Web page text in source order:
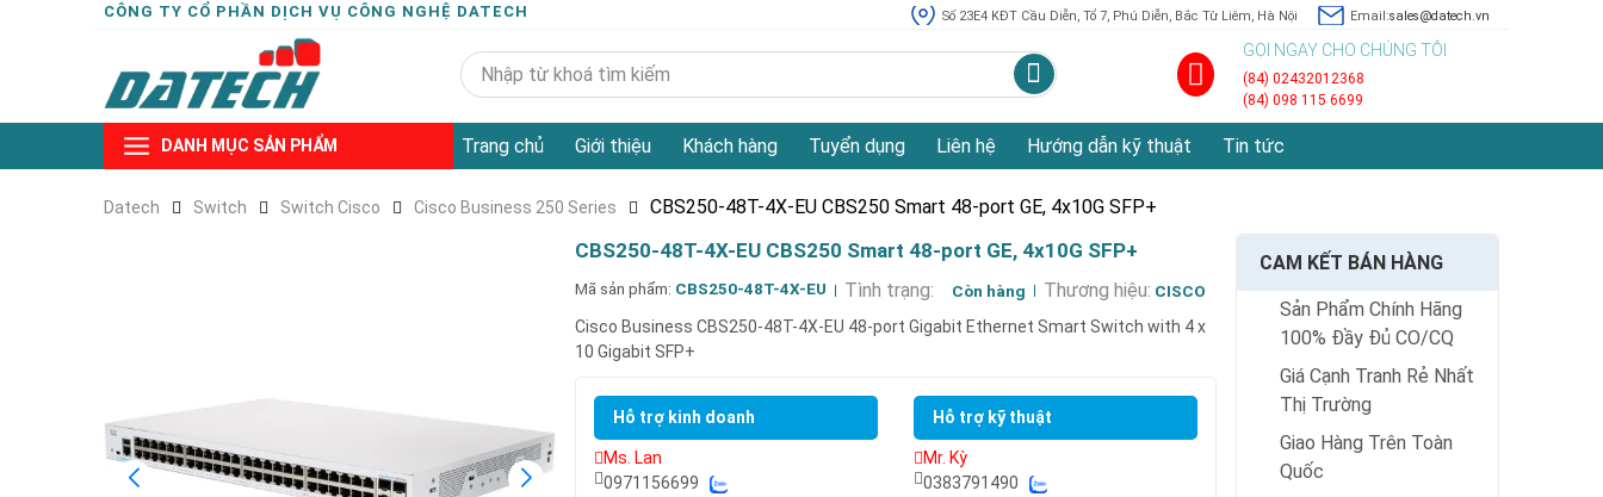
CÔNG TY CỔ PHẦN DỊCH VỤ CÔNG NGHỆ DATECH Số 23E4 KĐT Cầu Diễn, Tổ 7, Phú Diễn, Bắc Từ Liêm, Hà Nội Email:sales@datech.vn
GỌI NGAY CHO CHÚNG TÔI
(84) 02432012368
(84) 098 115 6699
DANH MỤC SẢN PHẨM Trang chủ Giới thiệu Khách hàng Tuyển dụng Liên hệ Hướng dẫn kỹ thuật Tin tức
Datech Switch Switch Cisco Cisco Business 250 Series CBS250-48T-4X-EU CBS250 Smart 48-port GE, 4x10G SFP+
CBS250-48T-4X-EU CBS250 Smart 48-port GE, 4x10G SFP+
Mã sản phẩm: CBS250-48T-4X-EU Tình trạng: Còn hàng Thương hiệu: CISCO
Cisco Business CBS250-48T-4X-EU 48-port Gigabit Ethernet Smart Switch with 4 x
10 Gigabit SFP+
Hỗ trợ kinh doanh
Ms. Lan
0971156699
Hỗ trợ kỹ thuật
Mr. Kỳ
0383791490
CAM KẾT BÁN HÀNG
Sản Phẩm Chính Hãng
100% Đầy Đủ CO/CQ
Giá Cạnh Tranh Rẻ Nhất
Thị Trường
Giao Hàng Trên Toàn
Quốc